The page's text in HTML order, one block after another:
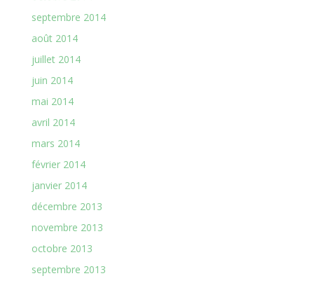
septembre 2014
août 2014
juillet 2014
juin 2014
mai 2014
avril 2014
mars 2014
février 2014
janvier 2014
décembre 2013
novembre 2013
octobre 2013
septembre 2013